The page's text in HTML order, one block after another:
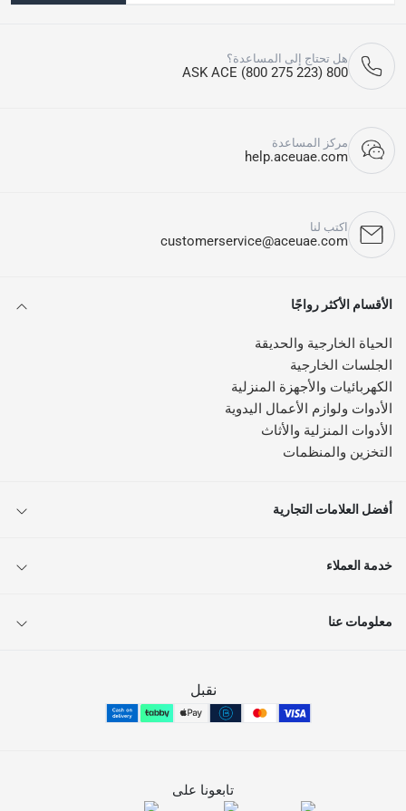
هل تحتاج إلى المساعدة؟
800 ASK ACE (800 275 223)
مركز المساعدة
help.aceuae.com
اكتب لنا
customerservice@aceuae.com
الأقسام الأكثر رواجًا
الحياة الخارجية والحديقة
الجلسات الخارجية
الكهربائيات والأجهزة المنزلية
الأدوات ولوازم الأعمال اليدوية
الأدوات المنزلية والأثاث
التخزين والمنظمات
أفضل العلامات التجارية
خدمة العملاء
معلومات عنا
نقبل
تابعونا على